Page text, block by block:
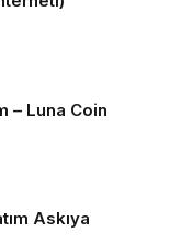
– Luna Coin
Askıya